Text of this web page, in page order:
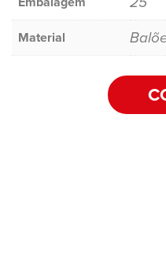
Material